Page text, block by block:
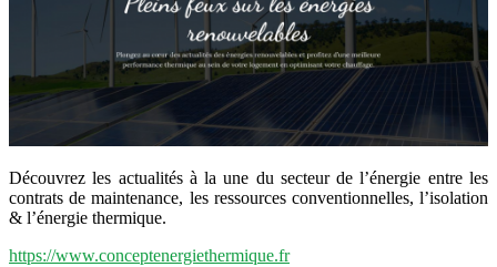
Découvrez les actualités à la une du secteur de l’énergie entre les
contrats de maintenance, les ressources conventionnelles, l’isolation
& l’énergie thermique.
https://www.conceptenergiethermique.fr